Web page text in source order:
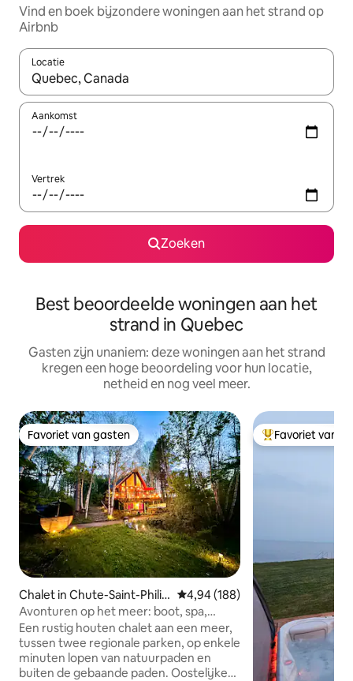
Vind en boek bijzondere woningen aan het strand op
Airbnb
Locatie
Wanneer er suggesties beschikbaar zijn, maak je een keuze
Aankomst
Vertrek
Zoeken
Best beoordeelde woningen aan het
strand in Quebec
Gasten zijn unaniem: deze woningen aan het strand
kregen een hoge beoordeling voor hun locatie,
netheid en nog veel meer.
Favoriet van gasten
Favoriet van gasten
Chalet in Chute-Saint-Philip
pe
Gemiddelde beoordeling van
4,94 (188)
Avonturen op het meer: boot, spa,
bioscoop, wandelpaden
Een rustig houten chalet aan een meer,
tussen twee regionale parken, op enkele
minuten lopen van natuurpaden en
buiten de gebaande paden. Oostelijke
Topfavoriet van
Favoriet van